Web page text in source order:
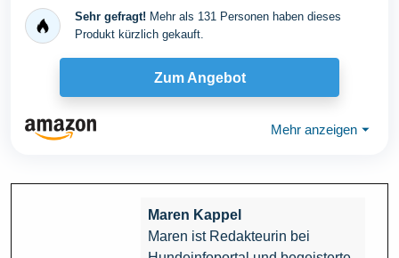
Sehr gefragt! Mehr als 131 Personen haben dieses
Produkt kürzlich gekauft.
Zum Angebot
Mehr anzeigen ⏷
Maren Kappel
Maren ist Redakteurin bei